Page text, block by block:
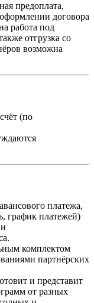
предоплата,
договора
работа под
отгрузка со
возможна
(по
платежа,
график платежей)
комплектом
партнёрских
и представит
от разных